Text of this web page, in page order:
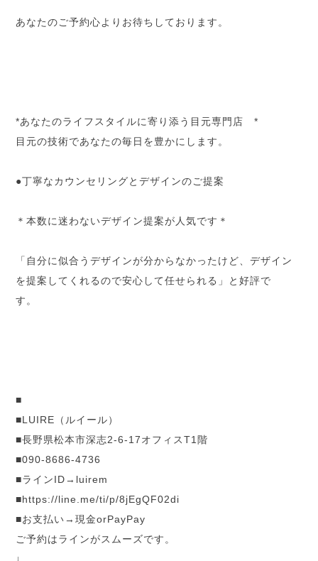
あなたのご予約心よりお待ちしております。
*あなたのライフスタイルに寄り添う目元専門店 *
目元の技術であなたの毎日を豊かにします。
●丁寧なカウンセリングとデザインのご提案
＊本数に迷わないデザイン提案が人気です＊
「自分に似合うデザインが分からなかったけど、デザイン
を提案してくれるので安心して任せられる」と好評で
す。
■
■LUIRE（ルイール）
■長野県松本市深志2-6-17オフィスT1階
■090-8686-4736
■ラインID→luirem
■https://line.me/ti/p/8jEgQF02di
■お支払い→現金orPayPay
ご予約はラインがスムーズです。
↓